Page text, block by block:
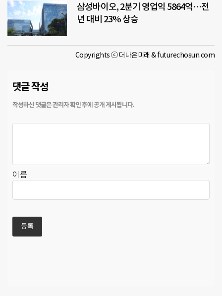
삼성바이오, 2분기 영업익 5864억…전
년 대비 23% 상승
Copyrights ⓒ 더나은미래 & futurechosun.com
댓글 작성
이름